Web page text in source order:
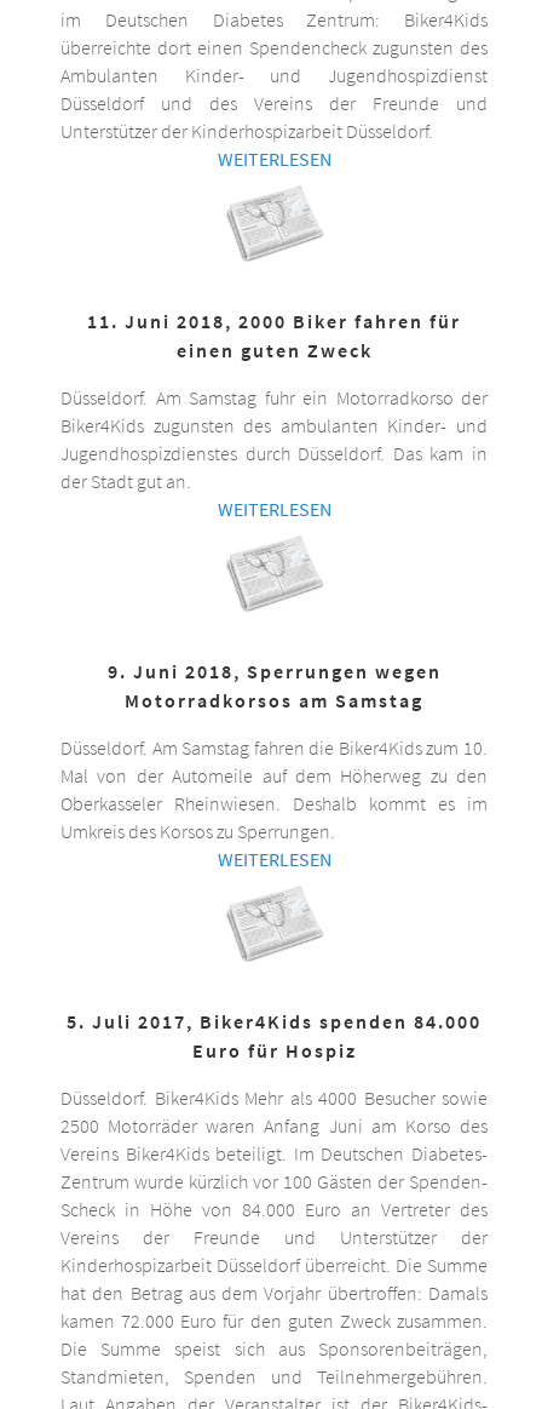
im Deutschen Diabetes Zentrum: Biker4Kids
überreichte dort einen Spendencheck zugunsten des
Ambulanten Kinder- und Jugendhospizdienst
Düsseldorf und des Vereins der Freunde und
Unterstützer der Kinderhospizarbeit Düsseldorf.
WEITERLESEN
11. Juni 2018, 2000 Biker fahren für
einen guten Zweck
Düsseldorf. Am Samstag fuhr ein Motorradkorso der
Biker4Kids zugunsten des ambulanten Kinder- und
Jugendhospizdienstes durch Düsseldorf. Das kam in
der Stadt gut an.
WEITERLESEN
9. Juni 2018, Sperrungen wegen
Motorradkorsos am Samstag
Düsseldorf. Am Samstag fahren die Biker4Kids zum 10.
Mal von der Automeile auf dem Höherweg zu den
Oberkasseler Rheinwiesen. Deshalb kommt es im
Umkreis des Korsos zu Sperrungen.
WEITERLESEN
5. Juli 2017, Biker4Kids spenden 84.000
Euro für Hospiz
Düsseldorf. Biker4Kids Mehr als 4000 Besucher sowie
2500 Motorräder waren Anfang Juni am Korso des
Vereins Biker4Kids beteiligt. Im Deutschen Diabetes-
Zentrum wurde kürzlich vor 100 Gästen der Spenden-
Scheck in Höhe von 84.000 Euro an Vertreter des
Vereins der Freunde und Unterstützer der
Kinderhospizarbeit Düsseldorf überreicht. Die Summe
hat den Betrag aus dem Vorjahr übertroffen: Damals
kamen 72.000 Euro für den guten Zweck zusammen.
Die Summe speist sich aus Sponsorenbeiträgen,
Standmieten, Spenden und Teilnehmergebühren.
Laut Angaben der Veranstalter ist der Biker4Kids-